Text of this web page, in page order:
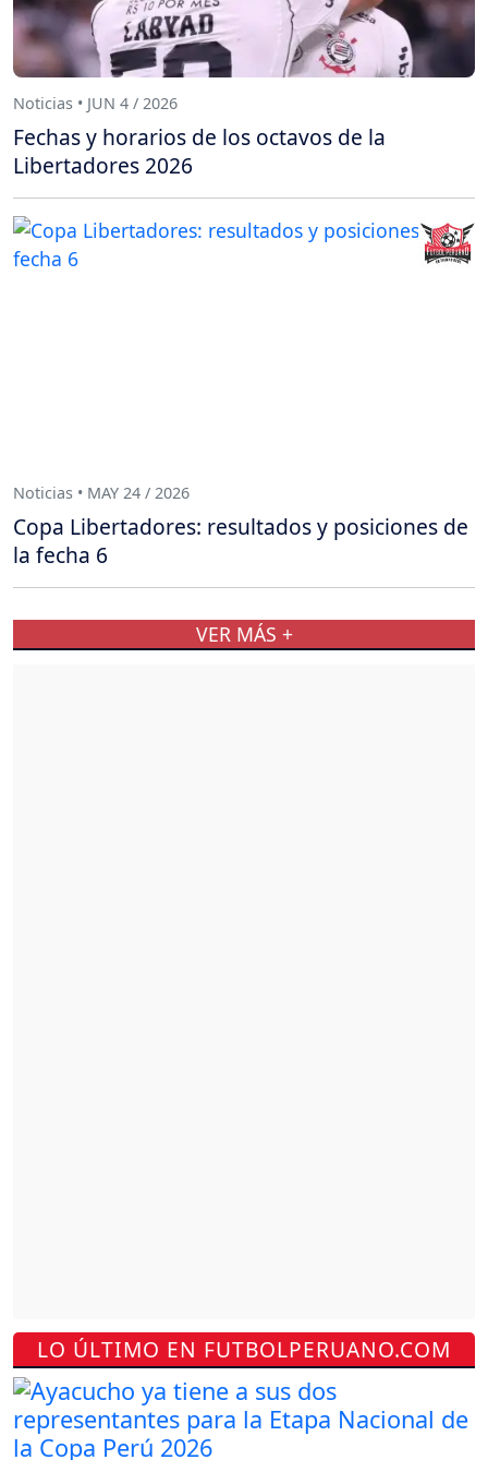
LO ÚLTIMO EN FUTBOLPERUANO.COM
Noticias • JUN 4 / 2026
Fechas y horarios de los octavos de la
Libertadores 2026
Noticias • MAY 24 / 2026
Copa Libertadores: resultados y posiciones de
la fecha 6
VER MÁS +